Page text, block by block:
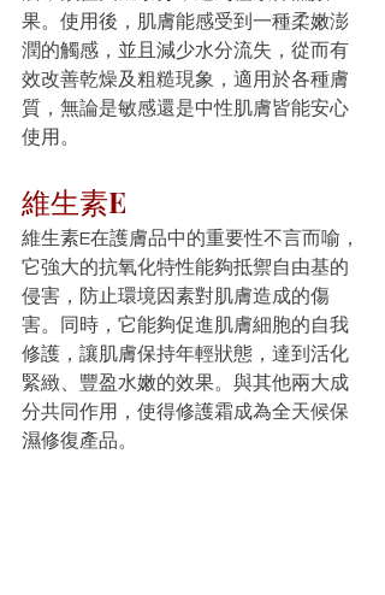
果。使用後，肌膚能感受到一種柔嫩澎
潤的觸感，並且減少水分流失，從而有
效改善乾燥及粗糙現象，適用於各種膚
質，無論是敏感還是中性肌膚皆能安心
使用。
維生素E
維生素E在護膚品中的重要性不言而喻，
它強大的抗氧化特性能夠抵禦自由基的
侵害，防止環境因素對肌膚造成的傷
害。同時，它能夠促進肌膚細胞的自我
修護，讓肌膚保持年輕狀態，達到活化
緊緻、豐盈水嫩的效果。與其他兩大成
分共同作用，使得修護霜成為全天候保
濕修復產品。